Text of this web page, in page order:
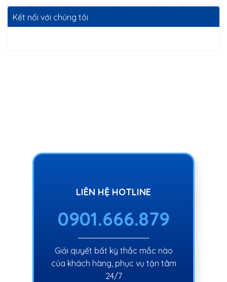
Kết nối với chúng tôi
LIÊN HỆ HOTLINE
0901.666.879
Giải quyết bất kỳ thắc mắc nào
của khách hàng, phục vụ tận tâm
24/7